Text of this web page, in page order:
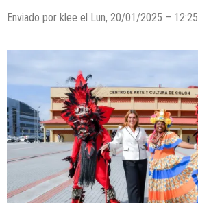
Enviado por klee el Lun, 20/01/2025 – 12:25